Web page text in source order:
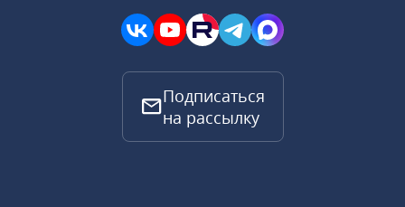
Подписаться
на рассылку